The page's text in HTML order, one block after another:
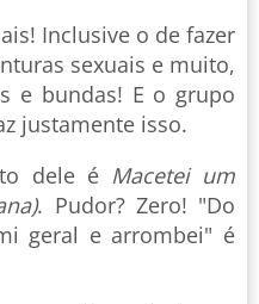
Inclusive o de fazer
sexuais e muito,
e bundas! E o grupo
justamente isso.
dele é Macetei um
. Pudor? Zero! "Do
geral e arrombei" é